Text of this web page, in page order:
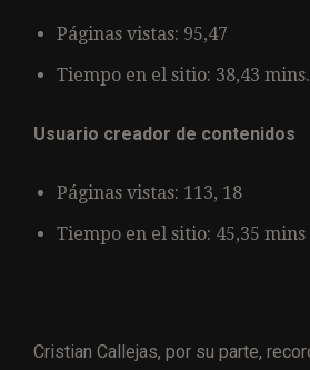
Páginas vistas: 95,47
Tiempo en el sitio: 38,43 mins.
Usuario creador de contenidos
Páginas vistas: 113, 18
Tiempo en el sitio: 45,35 mins
Cristian Callejas, por su parte,